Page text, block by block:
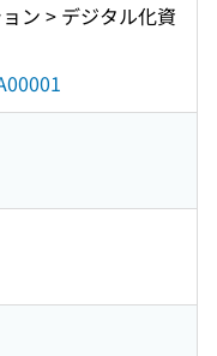
ン > デジタル化資